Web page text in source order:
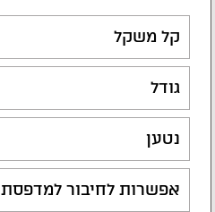
קל משקל
גודל
נטען
אפשרות לחיבור למדפסת